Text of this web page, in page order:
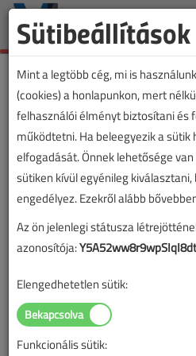
Sütibeállítások
Mint a legtöbb cég, mi is
(cookies) a honlapunkon, mert
felhasználói élményt biztosítani és
működtetni. Ha beleegyezik a
elfogadását. Önnek lehetősége
sütiken kívül egyénileg
engedélyez. Ezekről alább
Az ön jelenlegi státusza
azonosítója:
Elengedhetetlen sütik:
Funkcionális sütik: